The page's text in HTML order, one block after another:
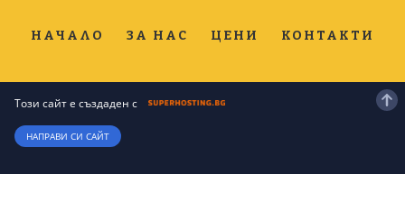
НАЧАЛО ЗА НАС ЦЕНИ КОНТАКТИ
Този сайт е създаден с
НАПРАВИ СИ САЙТ